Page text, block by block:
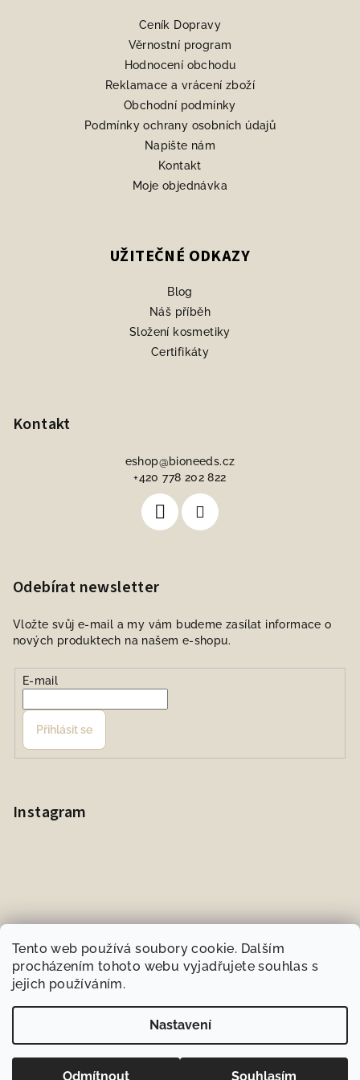
Tento web používá soubory cookie. Dalším
procházením tohoto webu vyjadřujete souhlas s
jejich používáním.
Nastavení
Odmítnout Souhlasím
Ceník Dopravy
Věrnostní program
Hodnocení obchodu
Reklamace a vrácení zboží
Obchodní podmínky
Podmínky ochrany osobních údajů
Napište nám
Kontakt
Moje objednávka
UŽITEČNÉ ODKAZY
Blog
Náš příběh
Složení kosmetiky
Certifikáty
Kontakt
eshop@bioneeds.cz
+420 778 202 822
Odebírat newsletter
Vložte svůj e-mail a my vám budeme zasílat informace o
nových produktech na našem e-shopu.
E-mail
Přihlásit se
Instagram
Sledovat na Instagramu
BIOneeds.cz